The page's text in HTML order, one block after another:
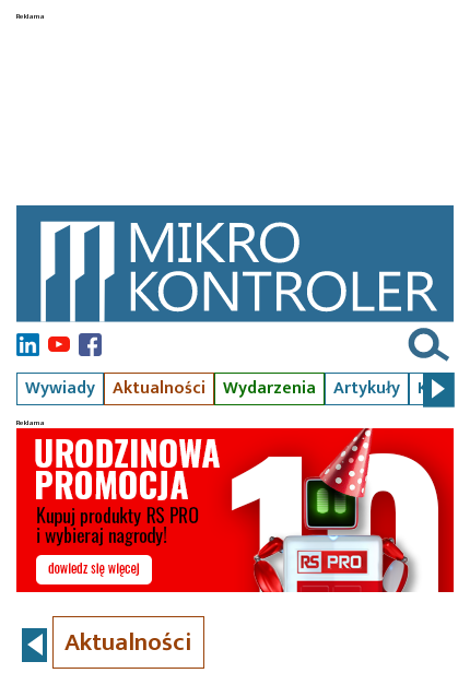
Wywiady Aktualności Wydarzenia Artykuły Kursy
Aktualności